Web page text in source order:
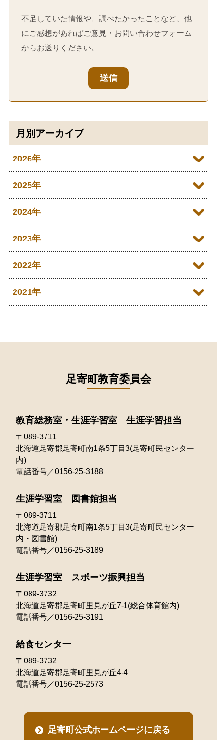
不足していた情報や、調べたかったことなど、他
にご感想があればご意見・お問い合わせフォーム
からお送りください。
送信
月別アーカイブ
2026年
2026年08月
2026年05月
2026年03月
2026年02月
2025年
2025年12月
2025年09月
2025年07月
2025年05月
2025年03月
2024年
2024年12月
2024年09月
2023年
2023年12月
2023年10月
2023年07月
2023年04月
2023年03月
2022年
2022年12月
2022年08月
2022年06月
2022年05月
2022年01月
2021年
2021年08月
2021年06月
2021年05月
2021年03月
足寄町教育委員会
教育総務室・生涯学習室 生涯学習担当
〒089-3711
北海道足寄郡足寄町南1条5丁目3(足寄町民センター
内)
電話番号／0156-25-3188
生涯学習室 図書館担当
〒089-3711
北海道足寄郡足寄町南1条5丁目3(足寄町民センター
内・図書館)
電話番号／0156-25-3189
生涯学習室 スポーツ振興担当
〒089-3732
北海道足寄郡足寄町里見が丘7-1(総合体育館内)
電話番号／0156-25-3191
給食センター
〒089-3732
北海道足寄郡足寄町里見が丘4-4
電話番号／0156-25-2573
足寄町公式ホームページに戻る